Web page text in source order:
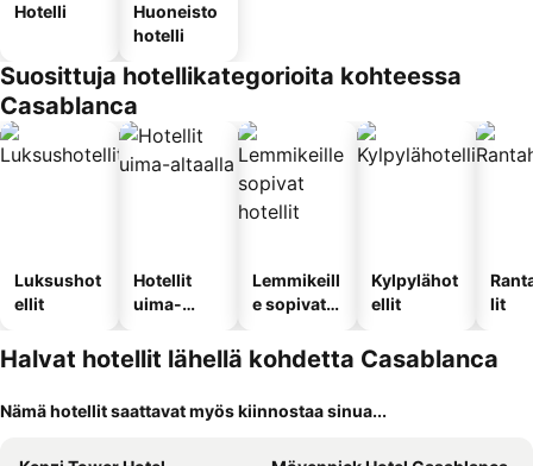
Hotelli
Huoneisto
hotelli
Suosittuja hotellikategorioita kohteessa
Casablanca
Luksushot
ellit
Hotellit
uima-
Lemmikeill
e sopivat
Kylpylähot
ellit
lit
Halvat hotellit lähellä kohdetta Casablanca
Nämä hotellit saattavat myös kiinnostaa sinua...